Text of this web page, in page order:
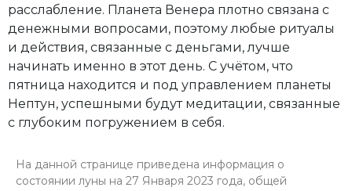
расслабление. Планета Венера плотно связана с
денежными вопросами, поэтому любые ритуалы
и действия, связанные с деньгами, лучше
начинать именно в этот день. С учётом, что
пятница находится и под управлением планеты
Нептун, успешными будут медитации, связанные
с глубоким погружением в себя.
На данной странице приведена информация о
состоянии луны на 27 Января 2023 года, общей